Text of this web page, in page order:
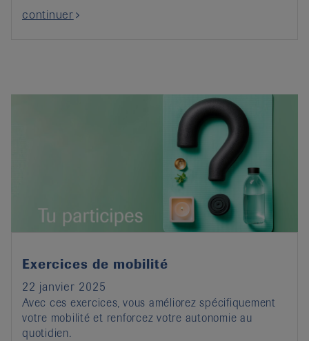
continuer
Exercices de mobilité
22 janvier 2025
Avec ces exercices, vous améliorez spécifiquement
votre mobilité et renforcez votre autonomie au
quotidien.